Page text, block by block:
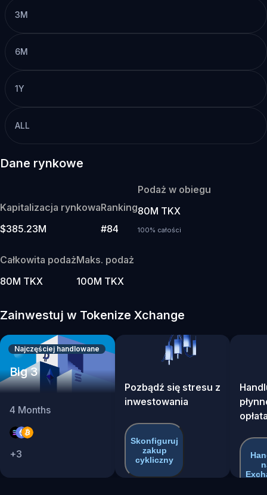
3M
6M
1Y
ALL
Dane rynkowe
Kapitalizacja rynkowa
$385.23M
Ranking
#84
Podaż w obiegu
80M TKX
100% całości
Całkowita podaż
80M TKX
Maks. podaż
100M TKX
Zainwestuj w Tokenize Xchange
Najczęściej handlowane
Big 3
4 Months
+3
Pozbądź się stresu z
inwestowania
Skonfiguruj
zakup
cykliczny